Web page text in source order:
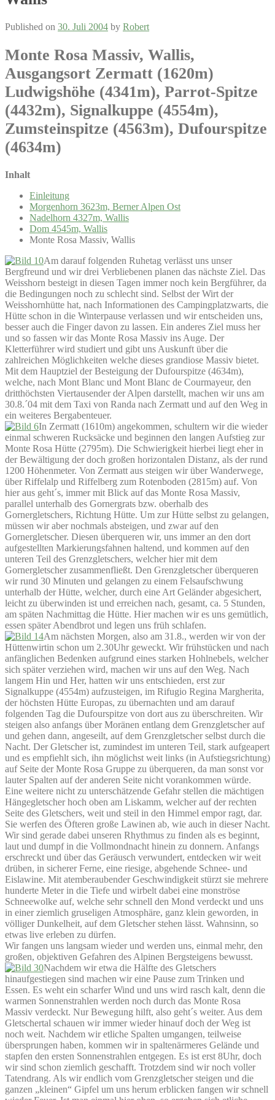
Published on 30. Juli 2004 by Robert
Monte Rosa Massiv, Wallis,
Ausgangsort Zermatt (1620m)
Ludwigshöhe (4341m), Parrot-Spitze
(4432m), Signalkuppe (4554m),
Zumsteinspitze (4563m), Dufourspitze
(4634m)
Inhalt
Einleitung
Morgenhorn 3623m, Berner Alpen Ost
Nadelhorn 4327m, Wallis
Dom 4545m, Wallis
Monte Rosa Massiv, Wallis
Am darauf folgenden Ruhetag verlässt uns unser
Bergfreund und wir drei Verbliebenen planen das nächste Ziel. Das
Weisshorn besteigt in diesen Tagen immer noch kein Bergführer, da
die Bedingungen noch zu schlecht sind. Selbst der Wirt der
Weisshornhütte hat, nach Informationen des Campingplatzwarts, die
Hütte schon in die Winterpause verlassen und wir entscheiden uns,
besser auch die Finger davon zu lassen. Ein anderes Ziel muss her
und so fassen wir das Monte Rosa Massiv ins Auge. Der
Kletterführer wird studiert und gibt uns Auskunft über die
zahlreichen Möglichkeiten welche dieses grandiose Massiv bietet.
Mit dem Hauptziel der Besteigung der Dufourspitze (4634m),
welche, nach Mont Blanc und Mont Blanc de Courmayeur, den
dritthöchsten Viertausender der Alpen darstellt, machen wir uns am
30.8.´04 mit dem Taxi von Randa nach Zermatt und auf den Weg in
ein weiteres Bergabenteuer.
In Zermatt (1610m) angekommen, schultern wir die wieder
einmal schweren Rucksäcke und beginnen den langen Aufstieg zur
Monte Rosa Hütte (2795m). Die Schwierigkeit hierbei liegt eher in
der Bewältigung der doch großen horizontalen Distanz, als der rund
1200 Höhenmeter. Von Zermatt aus steigen wir über Wanderwege,
über Riffelalp und Riffelberg zum Rotenboden (2815m) auf. Von
hier aus geht´s, immer mit Blick auf das Monte Rosa Massiv,
parallel unterhalb des Gornergrats bzw. oberhalb des
Gornergletschers, Richtung Hütte. Um zur Hütte selbst zu gelangen,
müssen wir aber nochmals absteigen, und zwar auf den
Gornergletscher. Diesen überqueren wir, uns immer an den dort
aufgestellten Markierungsfahnen haltend, und kommen auf den
unteren Teil des Grenzgletschers, welcher hier mit dem
Gornergletscher zusammenfließt. Den Grenzgletscher überqueren
wir rund 30 Minuten und gelangen zu einem Felsaufschwung
unterhalb der Hütte, welcher, durch eine Art Geländer abgesichert,
leicht zu überwinden ist und erreichen nach, gesamt, ca. 5 Stunden,
am späten Nachmittag die Hütte. Hier machen wir es uns gemütlich,
essen später Abendbrot und legen uns früh schlafen.
Am nächsten Morgen, also am 31.8., werden wir von der
Hüttenwirtin schon um 2.30Uhr geweckt. Wir frühstücken und nach
anfänglichen Bedenken aufgrund eines starken Hohlnebels, welcher
sich später verziehen wird, machen wir uns auf den Weg. Nach
langem Hin und Her, hatten wir uns entschieden, erst zur
Signalkuppe (4554m) aufzusteigen, im Rifugio Regina Margherita,
der höchsten Hütte Europas, zu übernachten und am darauf
folgenden Tag die Dufourspitze von dort aus zu überschreiten. Wir
steigen also anfangs über Moränen entlang dem Grenzgletscher auf
und gehen dann, angeseilt, auf dem Grenzgletscher selbst durch die
Nacht. Der Gletscher ist, zumindest im unteren Teil, stark aufgeapert
und es empfiehlt sich, ihn möglichst weit links (in Aufstiegsrichtung)
auf Seite der Monte Rosa Gruppe zu überqueren, da man sonst vor
lauter Spalten auf der anderen Seite nicht vorankommen würde.
Eine weitere nicht zu unterschätzende Gefahr stellen die mächtigen
Hängegletscher hoch oben am Liskamm, welcher auf der rechten
Seite des Gletschers, weit und steil in den Himmel empor ragt, dar.
Sie werfen des Öfteren große Lawinen ab, wie auch in dieser Nacht.
Wir sind gerade dabei unseren Rhythmus zu finden als es beginnt,
laut und dumpf in die Vollmondnacht hinein zu donnern. Anfangs
erschreckt und über das Geräusch verwundert, entdecken wir weit
drüben, in sicherer Ferne, eine riesige, abgehende Schnee- und
Eislawine. Mit atemberaubender Geschwindigkeit stürzt sie mehrere
hunderte Meter in die Tiefe und wirbelt dabei eine monströse
Schneewolke auf, welche sehr schnell den Mond verdeckt und uns
in einer ziemlich gruseligen Atmosphäre, ganz klein geworden, in
völliger Dunkelheit, auf dem Gletscher stehen lässt. Wahnsinn, so
etwas live erleben zu dürfen.
Wir fangen uns langsam wieder und werden uns, einmal mehr, den
großen, objektiven Gefahren des Alpinen Bergsteigens bewusst.
Nachdem wir etwa die Hälfte des Gletschers
hinaufgestiegen sind machen wir eine Pause zum Trinken und
Essen. Es weht ein scharfer Wind und uns wird rasch kalt, denn die
warmen Sonnenstrahlen werden noch durch das Monte Rosa
Massiv verdeckt. Nur Bewegung hilft, also geht´s weiter. Aus dem
Gletschertal schauen wir immer wieder hinauf doch der Weg ist
noch weit. Nachdem wir etliche Spalten umgangen, teilweise
übersprungen haben, kommen wir in spaltenärmeres Gelände und
stapfen den ersten Sonnenstrahlen entgegen. Es ist erst 8Uhr, doch
wir sind schon ziemlich geschafft. Trotzdem sind wir noch voller
Tatendrang. Als wir endlich vom Grenzgletscher steigen und die
ganzen „kleinen“ Gipfel um uns herum erblicken fangen wir schnell